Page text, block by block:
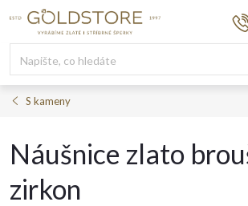
S kameny
Náušnice zlato
zirkon